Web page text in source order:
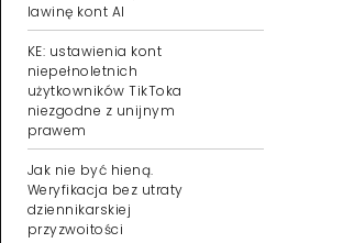
lawinę kont AI
KE: ustawienia kont
niepełnoletnich
użytkowników TikToka
niezgodne z unijnym
prawem
Jak nie być hieną.
Weryfikacja bez utraty
dziennikarskiej
przyzwoitości